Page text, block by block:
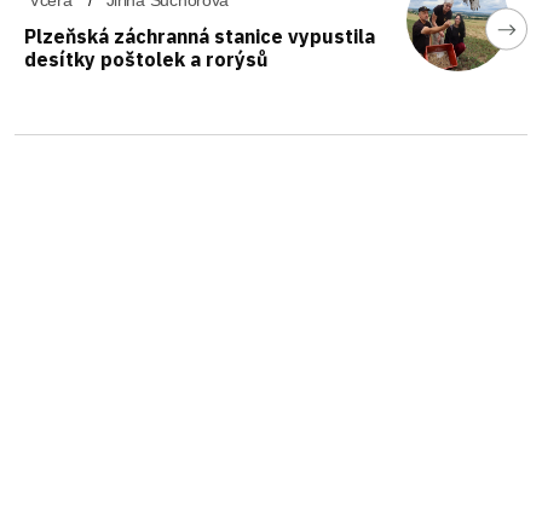
Plzeňská záchranná stanice vypustila
desítky poštolek a rorýsů